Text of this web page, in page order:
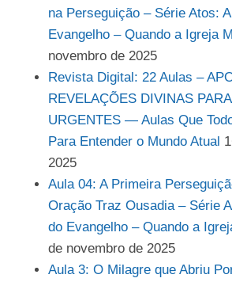
na Perseguição – Série Atos:
Evangelho – Quando a Igreja
novembro de 2025
Revista Digital: 22 Aulas –
REVELAÇÕES DIVINAS
URGENTES — Aulas Que
Para Entender o Mundo Atual
2025
Aula 04: A Primeira
Oração Traz Ousadia – Série
do Evangelho – Quando a
de novembro de 2025
Aula 3: O Milagre que Abriu